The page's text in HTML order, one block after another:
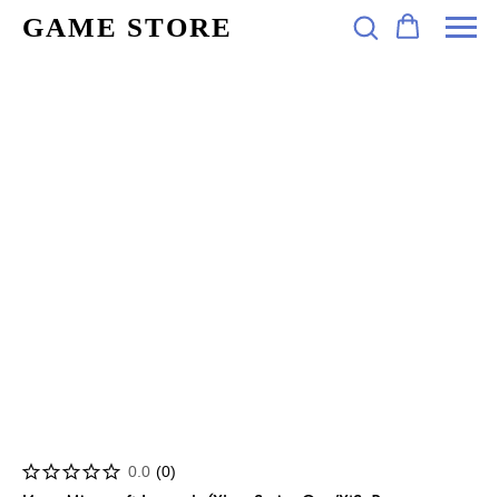
GAME STORE
0.0 (0)